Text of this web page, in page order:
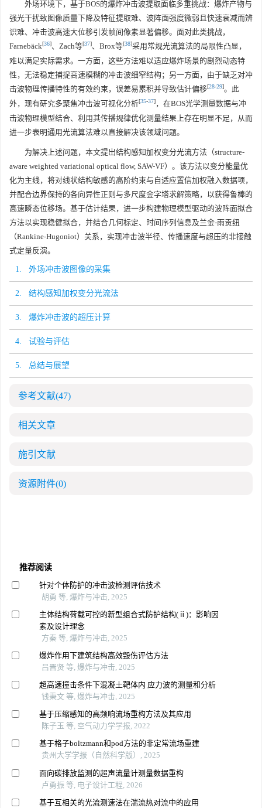
外场环境下，基于BOS的爆炸冲击波提取面临多重挑战：爆炸产物与
强光干扰致图像质量下降及特征提取难、波阵面强度微弱且快速衰减而辨
识难、冲击波高速大位移引发帧间像素显著偏移。面对此类挑战，
Farnebäck[36]、Zach等[37]、Brox等[38]采用常规光流算法的局限性凸显，
难以满足实际需求。一方面，这些方法难以适应爆炸场景的剧烈动态特
性，无法稳定捕捉高速模糊的冲击波细窄结构；另一方面，由于缺乏对冲
击波物理传播特性的有效约束，误差易累积并导致估计偏移[28-29]。此
外，现有研究多聚焦冲击波可视化分析[35-37]，在BOS光学测量数据与冲
击波物理模型结合、利用其传播规律优化测量结果上存在明显不足，从而
进一步表明通用光流算法难以直接解决该领域问题。
为解决上述问题，本文提出结构感知加权变分光流方法（structure-
aware weighted variational optical flow, SAW-VF）。该方法以变分能量优
化为主线，将对线状结构敏感的高阶约束与自适应置信加权融入数据项，
并配合边界保持的各向异性正则与多尺度金字塔求解策略，以获得鲁棒的
高速瞬态位移场。基于估计结果，进一步构建物理模型驱动的波阵面拟合
方法以实现稳健拟合，并结合几何标定、时间序列信息及兰金-雨贡纽
（Rankine-Hugoniot）关系，实现冲击波半径、传播速度与超压的非接触
式定量反演。
1. 外场冲击波图像的采集
2. 结构感知加权变分光流法
3. 爆炸冲击波的超压计算
4. 试验与评估
5. 总结与展望
参考文献(47)
相关文章
施引文献
资源附件(0)
推荐阅读
针对个体防护的冲击波检测评估技术
胡勇 等, 爆炸与冲击, 2025
主体结构荷载可控的新型组合式防护结构(ⅱ)：影响因
素及设计理念
方秦 等, 爆炸与冲击, 2025
爆炸作用下建筑结构高效毁伤评估方法
吕晋贤 等, 爆炸与冲击, 2025
超高速撞击条件下混凝土靶体内 应力波的测量和分析
钱秉文 等, 爆炸与冲击, 2025
基于压缩感知的高频响流场重构方法及其应用
陈子玉 等, 空气动力学学报, 2022
基于格子boltzmann和pod方法的非定常流场重建
贵州大学学报（自然科学版）, 2025
面向碳排放监测的超声流量计测量数据重构
卢勇振 等, 电子设计工程, 2026
基于互相关的光流测速法在湍流热对流中的应用